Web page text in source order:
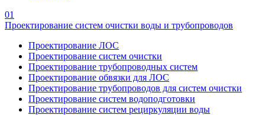
01
Проектирование систем очистки воды и трубопроводов
Проектирование ЛОС
Проектирование систем очистки
Проектирование трубопроводных систем
Проектирование обвязки для ЛОС
Проектирование трубопроводов для систем очистки
Проектирование систем водоподготовки
Проектирование систем рециркуляции воды